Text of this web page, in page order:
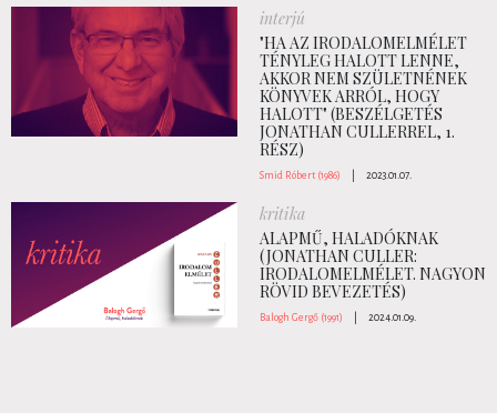
interjú
"HA AZ IRODALOMELMÉLET
TÉNYLEG HALOTT LENNE,
AKKOR NEM SZÜLETNÉNEK
KÖNYVEK ARRÓL, HOGY
HALOTT" (BESZÉLGETÉS
JONATHAN CULLERREL, 1.
RÉSZ)
Smid Róbert (1986) 2023.01.07.
kritika
ALAPMŰ, HALADÓKNAK
(JONATHAN CULLER:
IRODALOMELMÉLET. NAGYON
RÖVID BEVEZETÉS)
Balogh Gergő (1991) 2024.01.09.